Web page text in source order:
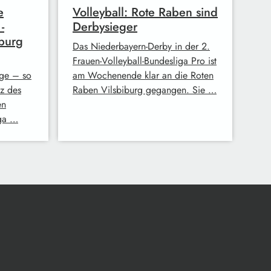
– so
des
…
Volleyball: Rote Raben sind
Derbysieger
Das Niederbayern-Derby in der 2.
Frauen-Volleyball-Bundesliga Pro ist
am Wochenende klar an die Roten
Raben Vilsbiburg gegangen. Sie …